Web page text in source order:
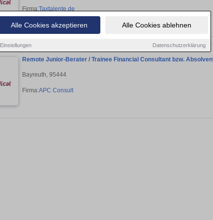
Alle Cookies akzeptieren Alle Cookies ablehnen
Einstellungen Datenschutzerklärung
Firma:Taxtalente.de
Remote Junior-Berater / Trainee Financial Consultant bzw.
Bayreuth, 95444
Firma:APC Consult